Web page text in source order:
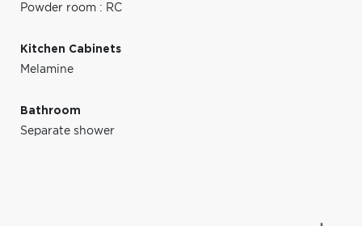
Powder room : RC
Kitchen Cabinets
Melamine
Bathroom
Separate shower